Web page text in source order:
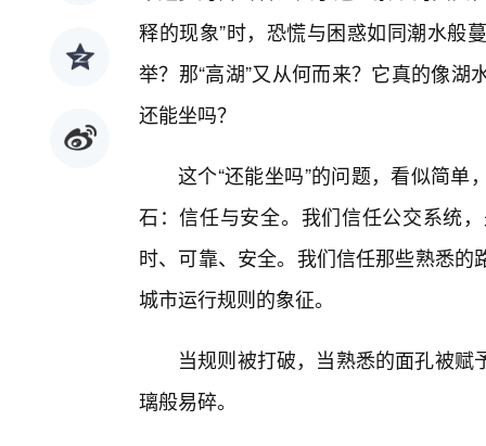
释的现象”时，恐慌与困惑如同潮水般
举？那“高湖”又从何而来？它真的像
还能坐吗？
这个“还能坐吗”的问题，看似简
石：信任与安全。我们信任公交系统
时、可靠、安全。我们信任那些熟悉
城市运行规则的象征。
当规则被打破，当熟悉的面孔被
璃般易碎。